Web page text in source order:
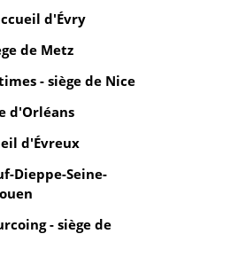
d'Évry
de Metz
- siège de Nice
d'Orléans
d'Évreux
Dieppe-Seine-
- siège de